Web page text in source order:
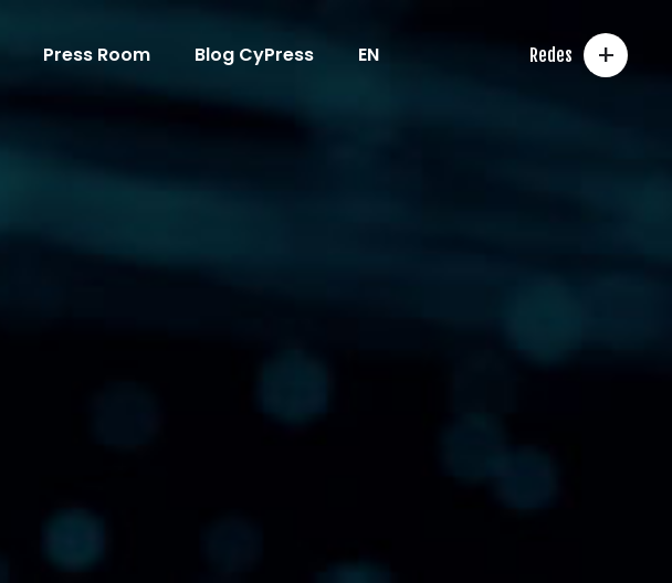
Press Room Blog CyPress EN Redes +